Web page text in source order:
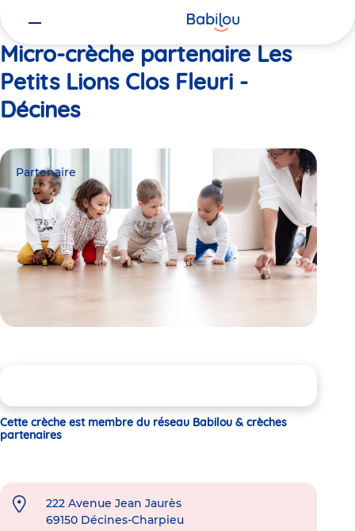
Micro-crèche partenaire Les
Petits Lions Clos Fleuri -
Décines
Partenaire
Cette crèche est membre du réseau Babilou & crèches
partenaires
222 Avenue Jean Jaurès
69150 Décines-Charpieu